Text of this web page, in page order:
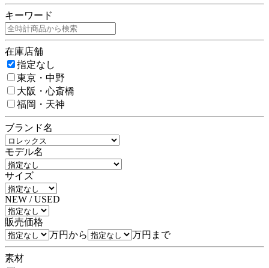
キーワード
在庫店舗
指定なし
東京・中野
大阪・心斎橋
福岡・天神
ブランド名
モデル名
サイズ
NEW / USED
販売価格
万円から
万円まで
素材